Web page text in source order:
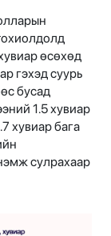
өсөхөд
гэхэд суурь
бусад
1.5 хувиар
хувиар бага
сулрахаар